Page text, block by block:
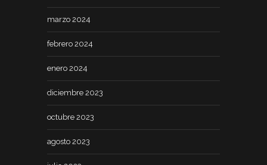
marzo 2024
febrero 2024
enero 2024
diciembre 2023
octubre 2023
agosto 2023